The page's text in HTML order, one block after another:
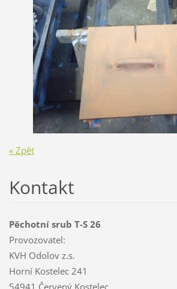
« Zpět
Kontakt
Pěchotní srub T-S 26
Provozovatel:
KVH Odolov z.s.
Horní Kostelec 241
54941 Červený Kostelec